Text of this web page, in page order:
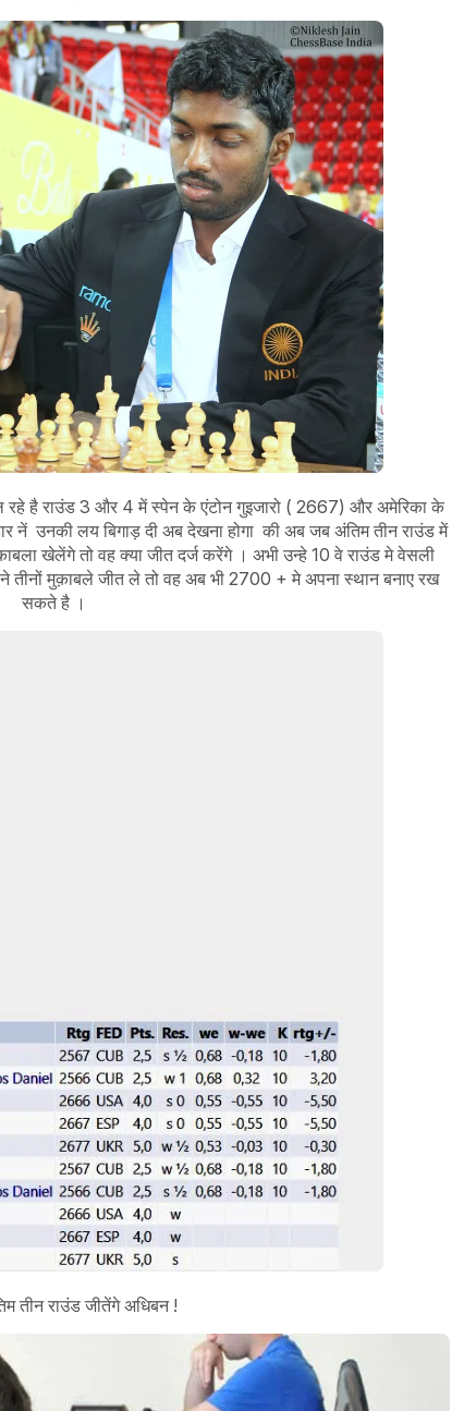
है राउंड 3 और 4 में स्पेन के एंटोन गुइजारो ( 2667) और अमेरिका के
नें उनकी लय बिगाड़ दी अब देखना होगा की अब जब अंतिम तीन राउंड में
खेलेंगे तो वह क्या जीत दर्ज करेंगे । अभी उन्हे 10 वे राउंड मे वेसली
मुक़ाबले जीत ले तो वह अब भी 2700 + मे अपना स्थान बनाए रख
सकते है ।
तीन राउंड जीतेंगे अधिबन !